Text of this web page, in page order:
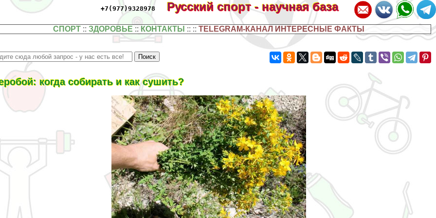
+7(977)9328978 Русский спорт - научная база
СПОРТ ::ЗДОРОВЬЕ :: КОНТАКТЫ :: ::TELEGRAM-КАНАЛ ИНТЕРЕСНЫЕ ФАКТЫ
когда собирать и как сушить?